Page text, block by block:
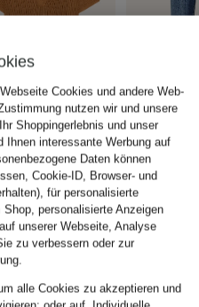
Poloshirt
75
CHF 159
MARC CAIN
Flared
CHF 119
Ursprünglich:
Cookies und andere Web-
nutzen wir und unsere
Shoppingerlebnis und unser
Ihnen interessante Werbung auf
Daten können
Cookie-ID, Browser- und
für personalisierte
personalisierte Anzeigen
unserer Webseite, Analyse
zu verbessern oder zur
alle Cookies zu akzeptieren und